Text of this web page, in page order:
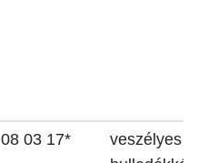
08 03 17*
veszélyes